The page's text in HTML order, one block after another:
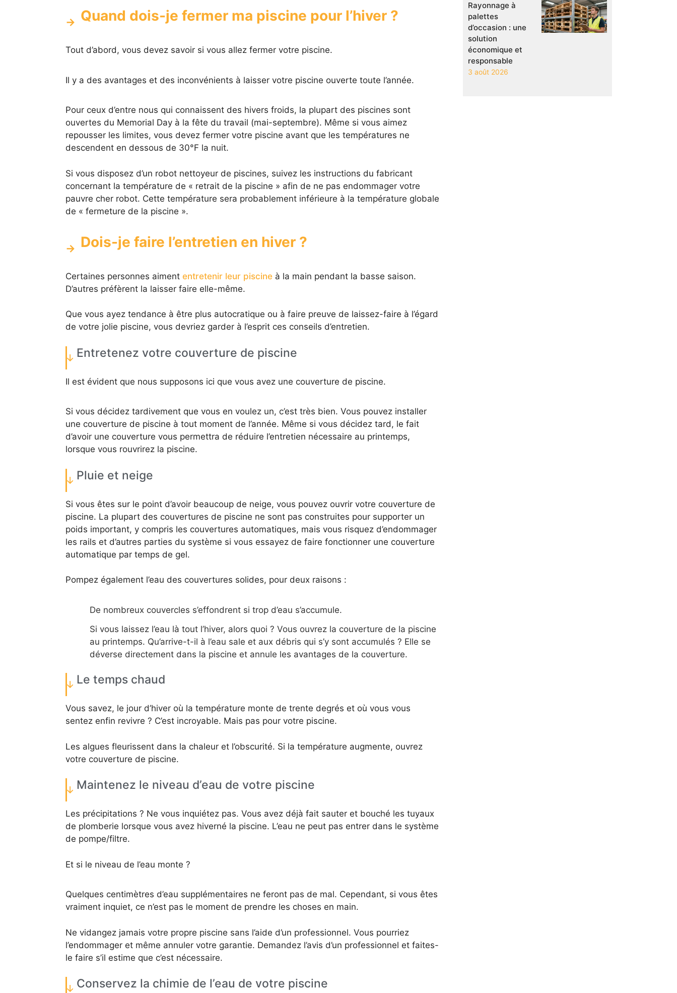
Quand dois-je fermer ma piscine pour l’hiver ?
Tout d’abord, vous devez savoir si vous allez fermer votre piscine.
Il y a des avantages et des inconvénients à laisser votre piscine ouverte toute l’année.
Pour ceux d’entre nous qui connaissent des hivers froids, la plupart des piscines sont
ouvertes du Memorial Day à la fête du travail (mai-septembre). Même si vous aimez
repousser les limites, vous devez fermer votre piscine avant que les températures ne
descendent en dessous de 30°F la nuit.
Si vous disposez d’un robot nettoyeur de piscines, suivez les instructions du fabricant
concernant la température de « retrait de la piscine » afin de ne pas endommager votre
pauvre cher robot. Cette température sera probablement inférieure à la température globale
de « fermeture de la piscine ».
Dois-je faire l’entretien en hiver ?
Certaines personnes aiment entretenir leur piscineà la main pendant la basse saison.
D’autres préfèrent la laisser faire elle-même.
Que vous ayez tendance à être plus autocratique ou à faire preuve de laissez-faire à l’égard
de votre jolie piscine, vous devriez garder à l’esprit ces conseils d’entretien.
Entretenez votre couverture de piscine
Il est évident que nous supposons ici que vous avez une couverture de piscine.
Si vous décidez tardivement que vous en voulez un, c’est très bien. Vous pouvez installer
une couverture de piscine à tout moment de l’année. Même si vous décidez tard, le fait
d’avoir une couverture vous permettra de réduire l’entretien nécessaire au printemps,
lorsque vous rouvrirez la piscine.
Pluie et neige
Si vous êtes sur le point d’avoir beaucoup de neige, vous pouvez ouvrir votre couverture de
piscine. La plupart des couvertures de piscine ne sont pas construites pour supporter un
poids important, y compris les couvertures automatiques, mais vous risquez d’endommager
les rails et d’autres parties du système si vous essayez de faire fonctionner une couverture
automatique par temps de gel.
Pompez également l’eau des couvertures solides, pour deux raisons :
De nombreux couvercles s’effondrent si trop d’eau s’accumule.
Si vous laissez l’eau là tout l’hiver, alors quoi ? Vous ouvrez la couverture de la piscine
au printemps. Qu’arrive-t-il à l’eau sale et aux débris qui s’y sont accumulés ? Elle se
déverse directement dans la piscine et annule les avantages de la couverture.
Le temps chaud
Vous savez, le jour d’hiver où la température monte de trente degrés et où vous vous
sentez enfin revivre ? C’est incroyable. Mais pas pour votre piscine.
Les algues fleurissent dans la chaleur et l’obscurité. Si la température augmente, ouvrez
votre couverture de piscine.
Maintenez le niveau d’eau de votre piscine
Les précipitations ? Ne vous inquiétez pas. Vous avez déjà fait sauter et bouché les tuyaux
de plomberie lorsque vous avez hiverné la piscine. L’eau ne peut pas entrer dans le système
de pompe/filtre.
Et si le niveau de l’eau monte ?
Quelques centimètres d’eau supplémentaires ne feront pas de mal. Cependant, si vous êtes
vraiment inquiet, ce n’est pas le moment de prendre les choses en main.
Ne vidangez jamais votre propre piscine sans l’aide d’un professionnel. Vous pourriez
l’endommager et même annuler votre garantie. Demandez l’avis d’un professionnel et faites-
le faire s’il estime que c’est nécessaire.
Conservez la chimie de l’eau de votre piscine
Rayonnage à
palettes
d’occasion : une
solution
économique et
responsable
3 août 2026